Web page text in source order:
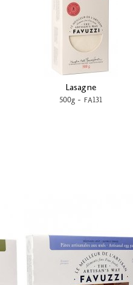
Lasagne
500g - FA131